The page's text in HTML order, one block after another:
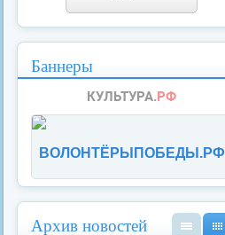
Баннеры
ВОЛОНТЁРЫПОБЕДЫ.РФ
Архив новостей